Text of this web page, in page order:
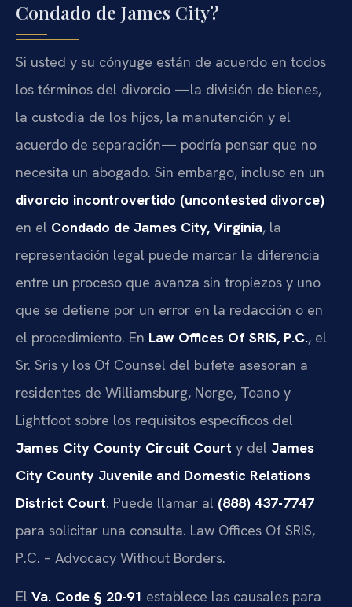
Condado de James City?
Si usted y su cónyuge están de acuerdo en todos
los términos del divorcio —la división de bienes,
la custodia de los hijos, la manutención y el
acuerdo de separación— podría pensar que no
necesita un abogado. Sin embargo, incluso en un
divorcio incontrovertido (uncontested divorce)
en el Condado de James City, Virginia, la
representación legal puede marcar la diferencia
entre un proceso que avanza sin tropiezos y uno
que se detiene por un error en la redacción o en
el procedimiento. En Law Offices Of SRIS, P.C., el
Sr. Sris y los Of Counsel del bufete asesoran a
residentes de Williamsburg, Norge, Toano y
Lightfoot sobre los requisitos específicos del
James City County Circuit Court y del James
City County Juvenile and Domestic Relations
District Court. Puede llamar al (888) 437-7747
para solicitar una consulta. Law Offices Of SRIS,
P.C. – Advocacy Without Borders.
El Va. Code § 20-91 establece las causales para